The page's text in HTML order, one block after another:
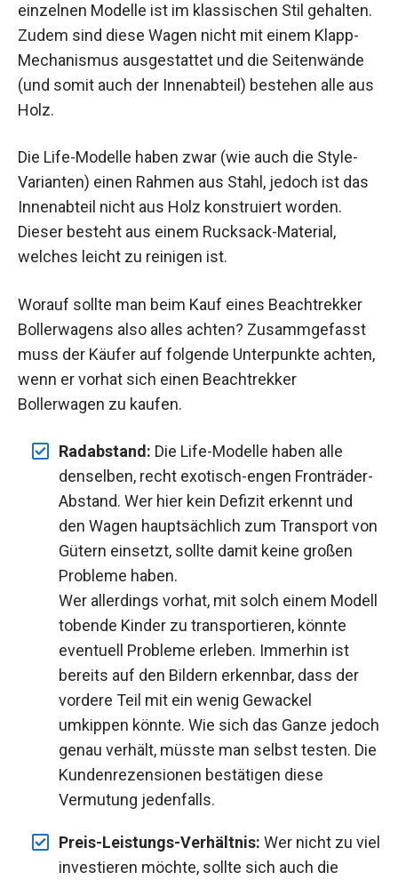
einzelnen Modelle ist im klassischen Stil gehalten.
Zudem sind diese Wagen nicht mit einem Klapp-
Mechanismus ausgestattet und die Seitenwände
(und somit auch der Innenabteil) bestehen alle aus
Holz.
Die Life-Modelle haben zwar (wie auch die Style-
Varianten) einen Rahmen aus Stahl, jedoch ist das
Innenabteil nicht aus Holz konstruiert worden.
Dieser besteht aus einem Rucksack-Material,
welches leicht zu reinigen ist.
Worauf sollte man beim Kauf eines Beachtrekker
Bollerwagens also alles achten? Zusammgefasst
muss der Käufer auf folgende Unterpunkte achten,
wenn er vorhat sich einen Beachtrekker
Bollerwagen zu kaufen.
Radabstand: Die Life-Modelle haben alle
denselben, recht exotisch-engen Fronträder-
Abstand. Wer hier kein Defizit erkennt und
den Wagen hauptsächlich zum Transport von
Gütern einsetzt, sollte damit keine großen
Probleme haben.
Wer allerdings vorhat, mit solch einem Modell
tobende Kinder zu transportieren, könnte
eventuell Probleme erleben. Immerhin ist
bereits auf den Bildern erkennbar, dass der
vordere Teil mit ein wenig Gewackel
umkippen könnte. Wie sich das Ganze jedoch
genau verhält, müsste man selbst testen. Die
Kundenrezensionen bestätigen diese
Vermutung jedenfalls.
Preis-Leistungs-Verhältnis: Wer nicht zu viel
investieren möchte, sollte sich auch die